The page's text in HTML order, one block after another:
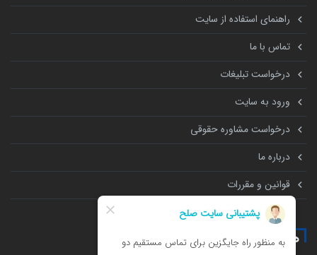
راهنمای استفاده از سایت
تماس با ما
درخواست تبلیغات
ورود به سایت
درخواست مشاوره حقوقی
درباره ما
قوانین و مقررات
همه چیز درباره